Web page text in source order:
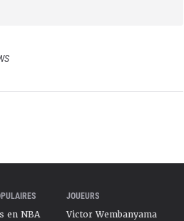
en NBA
JOUEURS
Victor Wembanyama